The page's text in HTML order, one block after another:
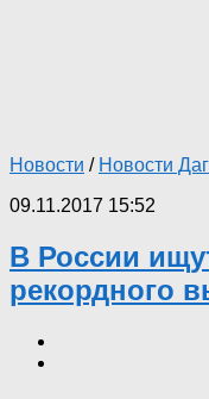
Новости / Новости
09.11.2017 15:52
В России
рекордного